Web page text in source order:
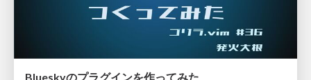
Blueskyのプラグインを作ってみた